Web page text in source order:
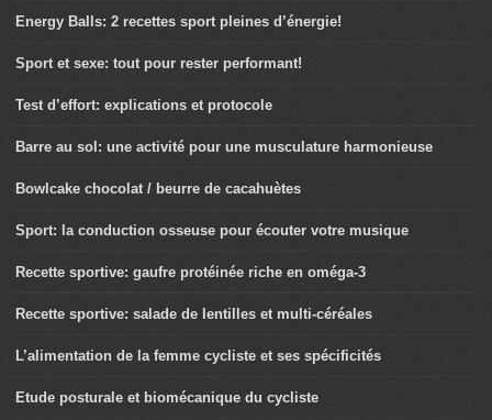
Energy Balls: 2 recettes sport pleines d’énergie!
Sport et sexe: tout pour rester performant!
Test d’effort: explications et protocole
Barre au sol: une activité pour une musculature harmonieuse
Bowlcake chocolat / beurre de cacahuètes
Sport: la conduction osseuse pour écouter votre musique
Recette sportive: gaufre protéinée riche en oméga-3
Recette sportive: salade de lentilles et multi-céréales
L’alimentation de la femme cycliste et ses spécificités
Etude posturale et biomécanique du cycliste